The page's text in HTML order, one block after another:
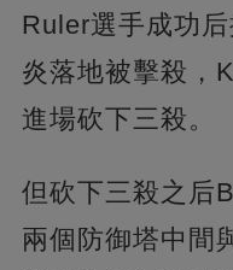
Ruler選手成功
炎落地被擊殺，
進場砍下三殺。
但砍下三殺之后
兩個防御塔中間